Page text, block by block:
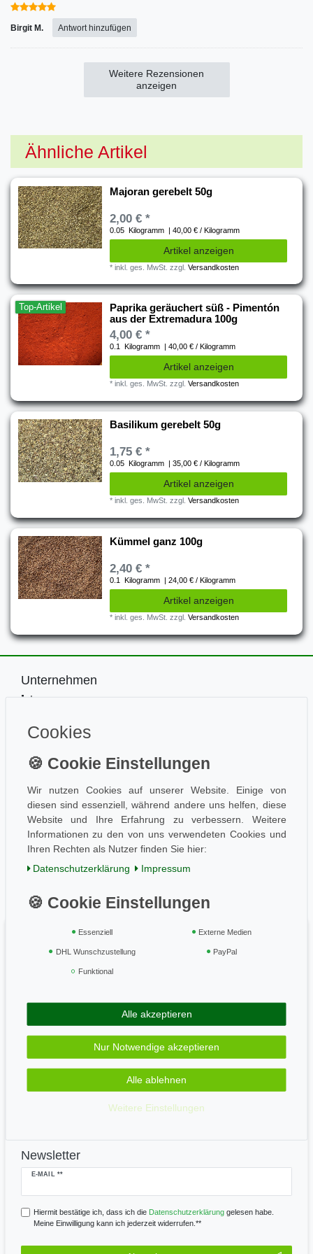
Birgit M. Antwort hinzufügen
Weitere Rezensionen
anzeigen
Ähnliche Artikel
Majoran gerebelt 50g
2,00 € *
0.05 Kilogramm | 40,00 € / Kilogramm
Artikel anzeigen
*inkl. ges. MwSt. zzgl.Versandkosten
Top-Artikel
Paprika geräuchert süß - Pimentón
aus der Extremadura 100g
4,00 € *
0.1 Kilogramm | 40,00 € / Kilogramm
Artikel anzeigen
*inkl. ges. MwSt. zzgl.Versandkosten
Basilikum gerebelt 50g
1,75 € *
0.05 Kilogramm | 35,00 € / Kilogramm
Artikel anzeigen
*inkl. ges. MwSt. zzgl.Versandkosten
Kümmel ganz 100g
2,40 € *
0.1 Kilogramm | 24,00 € / Kilogramm
Artikel anzeigen
*inkl. ges. MwSt. zzgl.Versandkosten
Unternehmen
Impressum
Datenschutz
Information
Wissen
Aktuelles
Folge uns
Einkaufen
Zahlung und Versand
Geprüft & sicher
Zahle bequem per
Newsletter
E-MAIL **
Newsletter
Hiermit bestätige ich, dass ich die Daten­schutz­erklärunggelesen habe.
Meine Einwilligung kann ich jederzeit widerrufen.**
Cookies
Wir nutzen Cookies auf unserer Website. Einige von
diesen sind essenziell, während andere uns helfen, diese
Website und Ihre Erfahrung zu verbessern. Weitere
Informationen zu den von uns verwendeten Cookies und
Ihren Rechten als Nutzer finden Sie hier:
Daten­schutz­erklärung
Impressum
Essenziell Externe Medien
DHL Wunschzustellung PayPal
Funktional
Alle akzeptieren
Nur Notwendige akzeptieren
Alle ablehnen
Weitere Einstellungen